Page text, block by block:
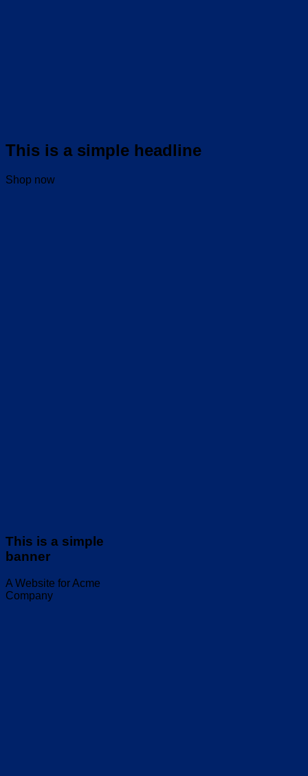
This is a simple headline
Shop now
This is a simple
banner
A Website for Acme
Company